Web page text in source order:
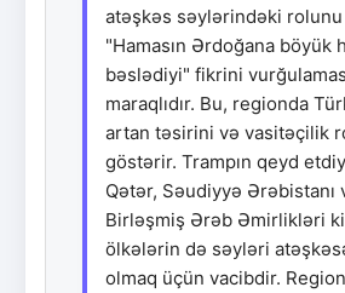
atəşkəs səylərindəki rolunu
"Hamasın Ərdoğana böyük
bəslədiyi" fikrini
maraqlıdır. Bu, regionda
artan təsirini və vasitəçilik
göstərir. Trampın qeyd
Qətər, Səudiyyə Ərəbistanı
Birləşmiş Ərəb Əmirlikləri
ölkələrin də səyləri
olmaq üçün vacibdir.